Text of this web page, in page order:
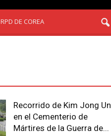
RPD DE COREA
Recorrido de Kim Jong Un
en el Cementerio de
Mártires de la Guerra de...